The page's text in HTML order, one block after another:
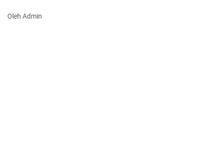
Oleh Admin